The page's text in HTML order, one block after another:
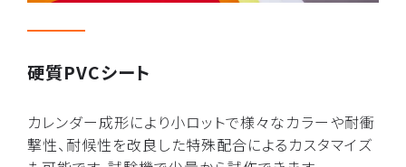
硬質PVCシート
カレンダー成形により小ロットで様々なカラーや耐衝
撃性、耐候性を改良した特殊配合によるカスタマイズ